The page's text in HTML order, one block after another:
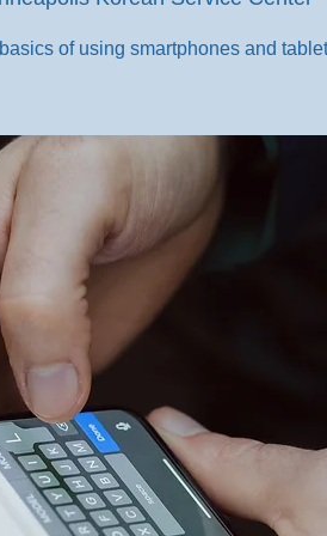
of using smartphones and